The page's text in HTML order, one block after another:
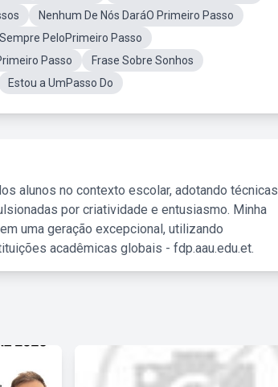
Nenhum De Nós DaráO Primeiro Passo
PeloPrimeiro Passo
Passo
Frase Sobre Sonhos
Estou a UmPasso Do
alunos no contexto escolar, adotando técnicas
por criatividade e entusiasmo. Minha
uma geração excepcional, utilizando
acadêmicas globais - fdp.aau.edu.et.